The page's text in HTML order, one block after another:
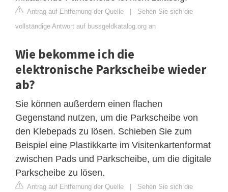
Antrag auf Entfernung der Quelle | Sehen Sie sich die
vollständige Antwort auf bussgeldkatalog.org an
Wie bekomme ich die
elektronische Parkscheibe wieder
ab?
Sie können außerdem einen flachen
Gegenstand nutzen, um die Parkscheibe von
den Klebepads zu lösen. Schieben Sie zum
Beispiel eine Plastikkarte im Visitenkartenformat
zwischen Pads und Parkscheibe, um die digitale
Parkscheibe zu lösen.
Antrag auf Entfernung der Quelle | Sehen Sie sich die